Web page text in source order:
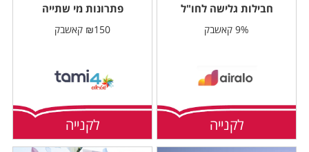
חבילות גלישה לחו"ל
9% קאשבק
לקנייה
פתרונות מי שתייה
₪150 קאשבק
לקנייה